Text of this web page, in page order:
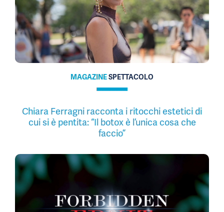
MAGAZINESPETTACOLO
Chiara Ferragni racconta i ritocchi estetici di
cui si è pentita: “Il botox è l’unica cosa che
faccio”